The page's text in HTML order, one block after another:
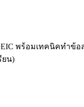
พร้อมเทคนิคทำข้
ยน)